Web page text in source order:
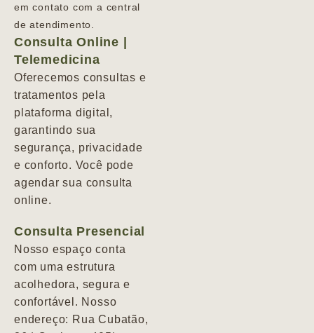
em contato com a central
de atendimento.
Consulta Online |
Telemedicina
Oferecemos consultas e
tratamentos pela
plataforma digital,
garantindo sua
segurança, privacidade
e conforto. Você pode
agendar sua consulta
online.
Consulta Presencial
Nosso espaço conta
com uma estrutura
acolhedora, segura e
confortável. Nosso
endereço: Rua Cubatão,